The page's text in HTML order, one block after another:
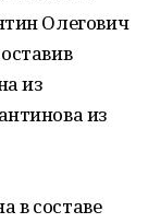
Олегович
из
из
в составе